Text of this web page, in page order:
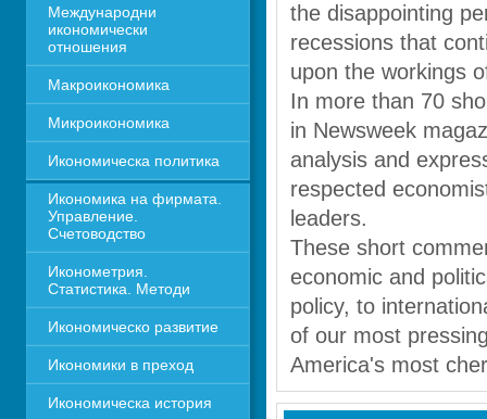
Международни
икономически
отношения
Макроикономика
Микроикономика
Икономическа политика
Икономика на фирмата.
Управление.
Счетоводство
Иконометрия.
Статистика. Методи
Икономическо развитие
Икономики в преход
Икономическа история
the disappointing
recessions that
upon the workings
In more than 70
in Newsweek
analysis and
respected
leaders.
These short
economic and
policy, to
of our most
America's most